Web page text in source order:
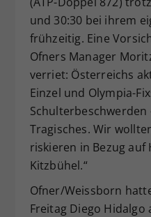
und 30:30 bei ihrem
frühzeitig. Eine
Ofners Manager
verriet: Österreichs
Einzel und Olympia-
Schulterbeschwerden
Tragisches. Wir
riskieren in Bezug auf
Kitzbühel.“
Ofner/Weissborn
Freitag Diego Hidalgo